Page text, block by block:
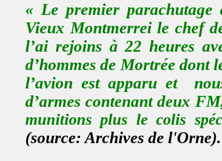
« Lepremier
Vieux Montmerrei le chef
l’ai rejoins à 22 heures
d’hommes de Mortrée
l’avion est apparu et
d’armes contenant deux FM
munitions plus le colis
(source: Archives de l'Orne).